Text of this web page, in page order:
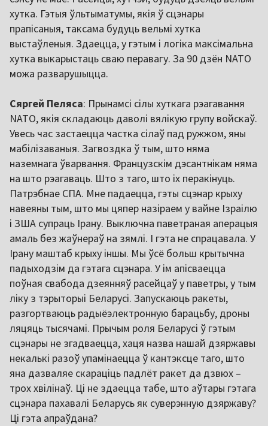
хутка. Гэтыя ўльтыматумы, якія ў сцэнары
прапісаныя, таксама будуць вельмі хутка
выстаўленыя. Здаецца, у гэтым і логіка максімальна
хутка выкарыстаць сваю перавагу. За 90 дзён NATO
можа разварушыцца.
Сяргей Пеляса: Прынамсі сілы хуткага рэагавання
NATO, якія складаюць даволі вялікую групу войскаў.
Увесь час застаецца частка сілаў пад ружжом, яны
мабілізаваныя. Загвоздка ў тым, што няма
наземнага ўварвання. Французскім дэсантнікам няма
на што рэагаваць. Што з таго, што іх перакінуць.
Патрэбнае СПА. Мне падаецца, гэты сцэнар крыху
навеяны тым, што мы цяпер назіраем у вайне Ізраілю
і ЗША супраць Ірану. Выключна паветраная аперацыя
амаль без жаўнераў на зямлі. І гэта не спрацавала. У
Ірану маштаб крыху іншы. Мы ўсё больш крытычна
падыходзім да гэтага сцэнара. У ім апісваецца
поўная свабода дзеянняў расейцаў у паветры, у тым
ліку з тэрыторыі Беларусі. Запускаюць ракеты,
разгортваюць радыёэлектронную барацьбу, дроны
ляцяць тысячамі. Прычым роля Беларусі ў гэтым
сцэнары не згадваецца, хаця назва нашай дзяржавы
некалькі разоў упамінаецца ў кантэксце таго, што
яна дазваляе скараціць падлёт ракет да дзвюх –
трох хвілінаў. Ці не здаецца табе, што аўтары гэтага
сцэнара пахавалі Беларусь як суверэнную дзяржаву?
Ці гэта апраўдана?